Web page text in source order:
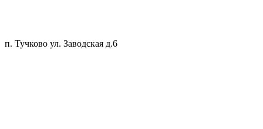
п. Тучково ул. Заводская д.6